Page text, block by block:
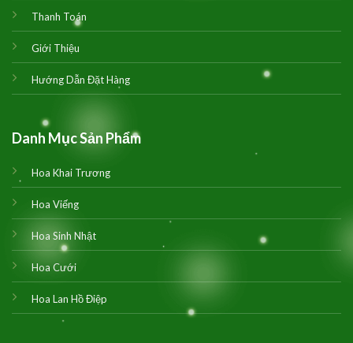
Thanh Toán
Giới Thiệu
Hướng Dẫn Đặt Hàng
Danh Mục Sản Phẩm
Hoa Khai Trương
Hoa Viếng
Hoa Sinh Nhật
Hoa Cưới
Hoa Lan Hồ Điệp